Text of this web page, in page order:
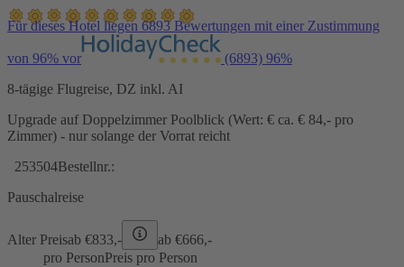
Für dieses Hotel liegen 6893 Bewertungen mit einer Zustimmung
von 96% vor (6893) 96%
8-tägige Flugreise, DZ inkl. AI
Upgrade auf Doppelzimmer Poolblick (Wert: € ca. € 84,- pro
Zimmer) - nur solange der Vorrat reicht
253504Bestellnr.:
Pauschalreise
Alter Preisab €833,- ab €666,-
pro PersonPreis pro Person